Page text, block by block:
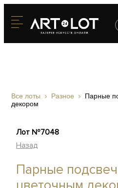
Все лоты Разное
Парные
декором
Лот №7048
Назад
Парные